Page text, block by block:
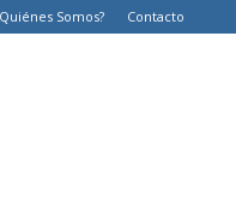
Somos? Contacto